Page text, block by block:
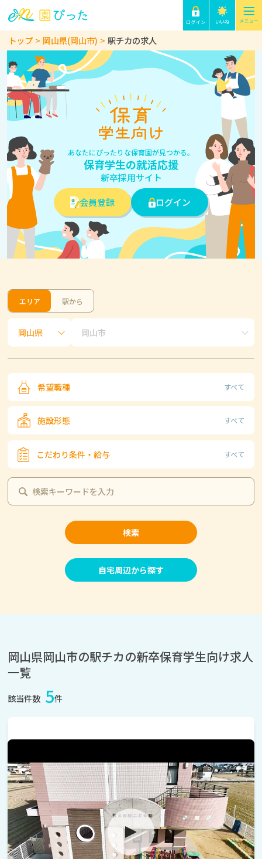
トップ 岡山県(岡山市) 駅チカの求人
あなたにぴったりな保育園が見つかる。
保育学生の就活応援
新卒採用サイト
会員登録
ログイン
エリア 駅から
希望職種 すべて
施設形態 すべて
こだわり条件・給与 すべて
検索
自宅周辺から探す
岡山県岡山市の駅チカの新卒保育学生向け求人
一覧
該当件数 5件